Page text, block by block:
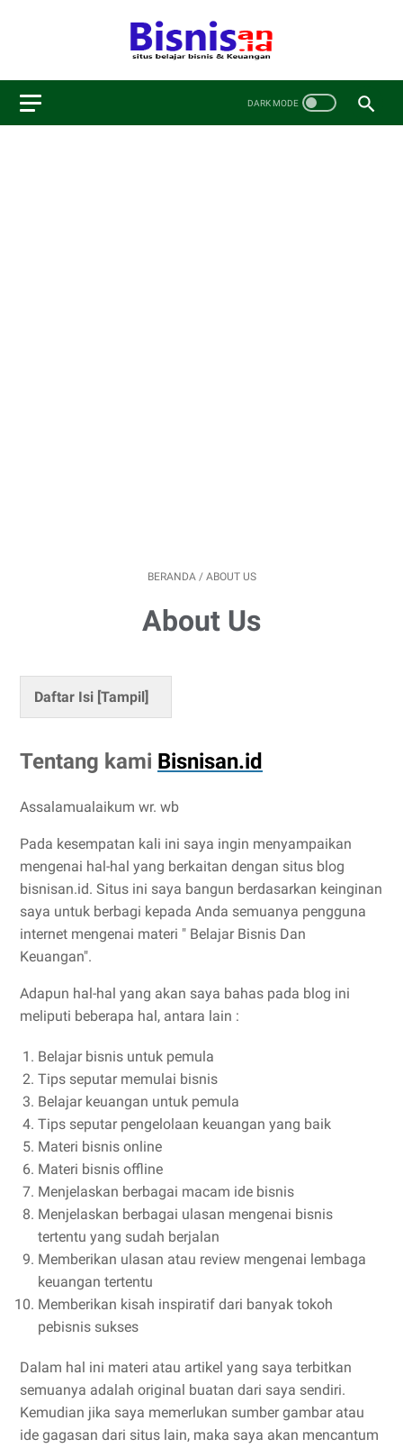
BERANDA / ABOUT US
About Us
Daftar Isi [Tampil]
Tentang kami Bisnisan.id
Assalamualaikum wr. wb
Pada kesempatan kali ini saya ingin menyampaikan
mengenai hal-hal yang berkaitan dengan situs blog
bisnisan.id. Situs ini saya bangun berdasarkan keinginan
saya untuk berbagi kepada Anda semuanya pengguna
internet mengenai materi " Belajar Bisnis Dan
Keuangan".
Adapun hal-hal yang akan saya bahas pada blog ini
meliputi beberapa hal, antara lain :
Belajar bisnis untuk pemula
Tips seputar memulai bisnis
Belajar keuangan untuk pemula
Tips seputar pengelolaan keuangan yang baik
Materi bisnis online
Materi bisnis offline
Menjelaskan berbagai macam ide bisnis
Menjelaskan berbagai ulasan mengenai bisnis
tertentu yang sudah berjalan
Memberikan ulasan atau review mengenai lembaga
keuangan tertentu
Memberikan kisah inspiratif dari banyak tokoh
pebisnis sukses
Dalam hal ini materi atau artikel yang saya terbitkan
semuanya adalah original buatan dari saya sendiri.
Kemudian jika saya memerlukan sumber gambar atau
ide gagasan dari situs lain, maka saya akan mencantum